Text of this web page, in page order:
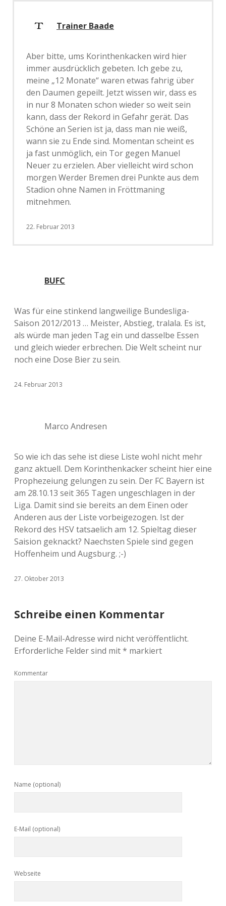
Trainer Baade
Aber bitte, ums Korinthenkacken wird hier
immer ausdrücklich gebeten. Ich gebe zu,
meine „12 Monate“ waren etwas fahrig über
den Daumen gepeilt. Jetzt wissen wir, dass es
in nur 8 Monaten schon wieder so weit sein
kann, dass der Rekord in Gefahr gerät. Das
Schöne an Serien ist ja, dass man nie weiß,
wann sie zu Ende sind. Momentan scheint es
ja fast unmöglich, ein Tor gegen Manuel
Neuer zu erzielen. Aber vielleicht wird schon
morgen Werder Bremen drei Punkte aus dem
Stadion ohne Namen in Fröttmaning
mitnehmen.
22. Februar 2013
BUFC
Was für eine stinkend langweilige Bundesliga-
Saison 2012/2013 … Meister, Abstieg, tralala. Es ist,
als würde man jeden Tag ein und dasselbe Essen
und gleich wieder erbrechen. Die Welt scheint nur
noch eine Dose Bier zu sein.
24. Februar 2013
Marco Andresen
So wie ich das sehe ist diese Liste wohl nicht mehr
ganz aktuell. Dem Korinthenkacker scheint hier eine
Prophezeiung gelungen zu sein. Der FC Bayern ist
am 28.10.13 seit 365 Tagen ungeschlagen in der
Liga. Damit sind sie bereits an dem Einen oder
Anderen aus der Liste vorbeigezogen. Ist der
Rekord des HSV tatsaelich am 12. Spieltag dieser
Saision geknackt? Naechsten Spiele sind gegen
Hoffenheim und Augsburg. ;-)
27. Oktober 2013
Schreibe einen Kommentar
Deine E-Mail-Adresse wird nicht veröffentlicht.
Erforderliche Felder sind mit* markiert
Kommentar
Name (optional)
E-Mail (optional)
Webseite